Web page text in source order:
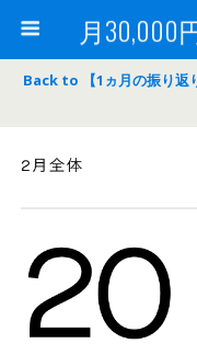
Back to 【1ヵ月の振り返